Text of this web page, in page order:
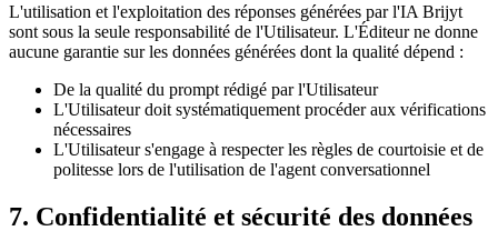
L'utilisation et l'exploitation des réponses générées par l'IA Brijyt
sont sous la seule responsabilité de l'Utilisateur. L'Éditeur ne donne
aucune garantie sur les données générées dont la qualité dépend :
De la qualité du prompt rédigé par l'Utilisateur
L'Utilisateur doit systématiquement procéder aux vérifications
nécessaires
L'Utilisateur s'engage à respecter les règles de courtoisie et de
politesse lors de l'utilisation de l'agent conversationnel
7. Confidentialité et sécurité des données